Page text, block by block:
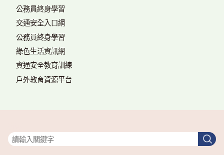
公務員終身學習
交通安全入口網
公務員終身學習
綠色生活資訊網
資通安全教育訓練
戶外教育資源平台
搜
尋